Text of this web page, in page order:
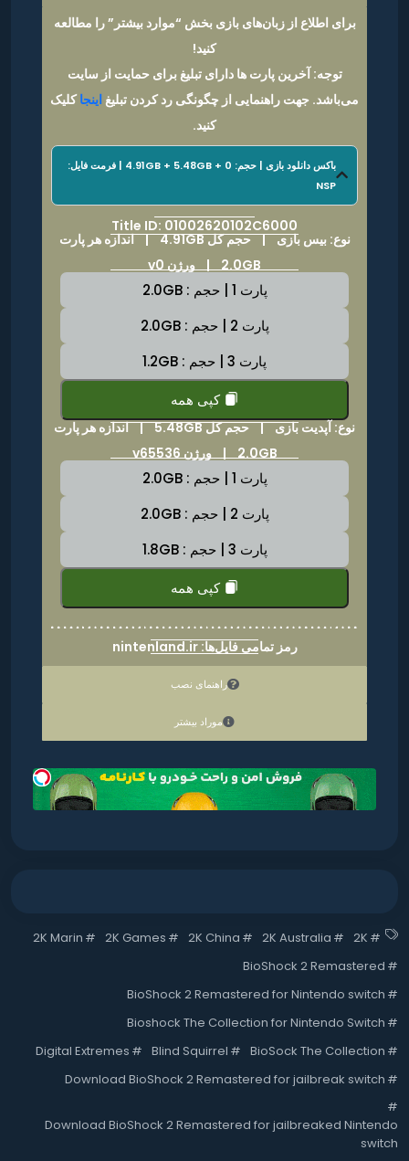
راهنمای نصب
موراد بیشتر
برای اطلاع از زبان‌های بازی بخش “موارد بیشتر” را مطالعه
کنید!
توجه: آخرین پارت ها دارای تبلیغ برای حمایت از سایت
می‌باشد. جهت راهنمایی از چگونگی رد کردن تبلیغ اینجاکلیک
کنید.
باکس دانلود بازی | حجم: 4.91GB + 5.48GB + 0 | فرمت فایل:
NSP
Title ID: 01002620102C6000
نوع: بیس بازی | حجم کل 4.91GB | اندازه هر پارت
2.0GB | ورژن v0
پارت 1 | حجم : 2.0GB
پارت 2 | حجم : 2.0GB
پارت 3 | حجم : 1.2GB
کپی همه
نوع: آپدیت بازی | حجم کل 5.48GB | اندازه هر پارت
2.0GB | ورژن v65536
پارت 1 | حجم : 2.0GB
پارت 2 | حجم : 2.0GB
پارت 3 | حجم : 1.8GB
کپی همه
رمز تمامی فایل‌ها: nintenland.ir
#
2K
#
2K Australia
#
2K China
#
2K Games
#
2K Marin
#
BioShock 2 Remastered
#
BioShock 2 Remastered for Nintendo switch
#
Bioshock The Collection for Nintendo Switch
#
BioSock The Collection
#
Blind Squirrel
#
Digital Extremes
#
Download BioShock 2 Remastered for jailbreak switch
#
Download BioShock 2 Remastered for jailbreaked Nintendo
switch